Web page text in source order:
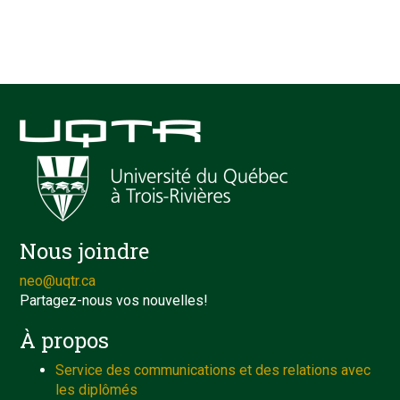
Nous joindre
neo@uqtr.ca
Partagez-nous vos nouvelles!
À propos
Service des communications et des relations avec
les diplômés